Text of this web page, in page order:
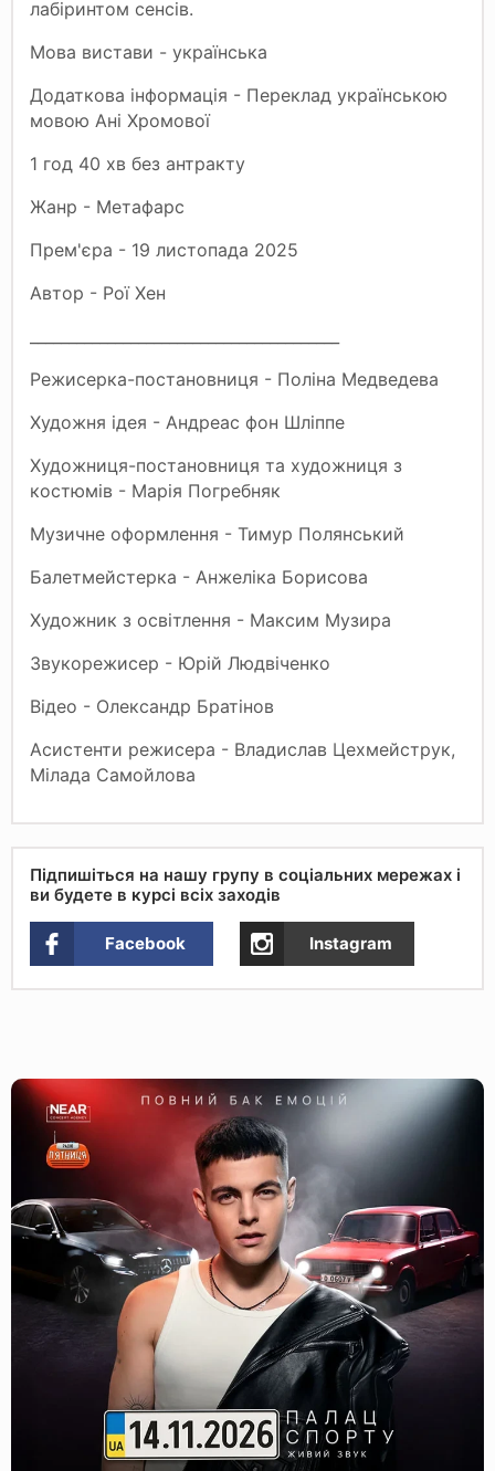
лабіринтом сенсів.
Мова вистави - українська
Додаткова інформація - Переклад українською
мовою Ані Хромової
1 год 40 хв без антракту
Жанр - Метафарс
Прем'єра - 19 листопада 2025
Автор - Рої Хен
Режисерка-постановниця - Поліна Медведева
Художня ідея - Андреас фон Шліппе
Художниця-постановниця та художниця з
костюмів - Марія Погребняк
Музичне оформлення - Тимур Полянський
Балетмейстерка - Анжеліка Борисова
Художник з освітлення - Максим Музира
Звукорежисер - Юрій Людвіченко
Відео - Олександр Братінов
Асистенти режисера - Владислав Цехмейструк,
Мілада Самойлова
Підпишіться на нашу групу в соціальних мережах і
ви будете в курсі всіх заходів
Facebook Instagram